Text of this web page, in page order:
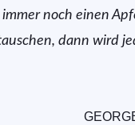
noch einen
dann wird